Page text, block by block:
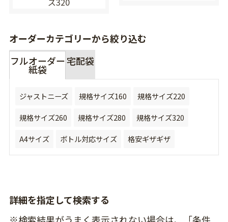
オーダーカテゴリーから絞り込む
フルオーダー
紙袋
宅配袋
ジャストニーズ 規格サイズ160
規格サイズ220
規格サイズ260
規格サイズ280
規格サイズ320
A4サイズ
ボトル対応サイズ 格安ギザギザ
詳細を指定して検索する
※検索結果がうまく表示されない場合は、「条件